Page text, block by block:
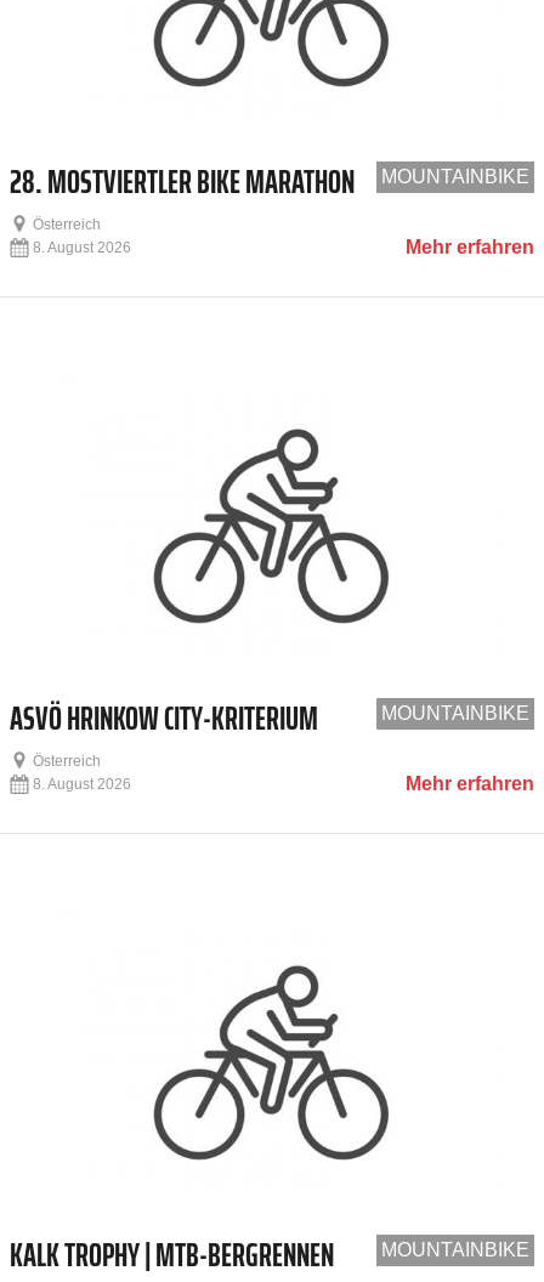
MOUNTAINBIKE
28. MOSTVIERTLER BIKE MARATHON
Österreich
Mehr erfahren
8. August 2026
MOUNTAINBIKE
ASVÖ HRINKOW CITY-KRITERIUM
Österreich
Mehr erfahren
8. August 2026
MOUNTAINBIKE
KALK TROPHY | MTB-BERGRENNEN